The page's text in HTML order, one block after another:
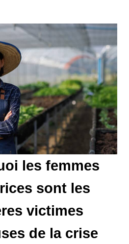
les femmes
sont les
victimes
de la crise